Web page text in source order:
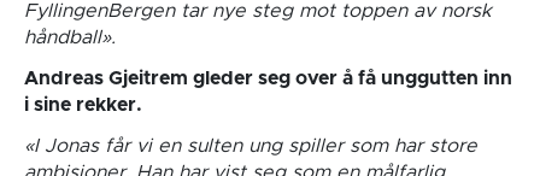
FyllingenBergen tar nye steg mot toppen av norsk
håndball».
Andreas Gjeitrem gleder seg over å få unggutten inn
i sine rekker.
«I Jonas får vi en sulten ung spiller som har store